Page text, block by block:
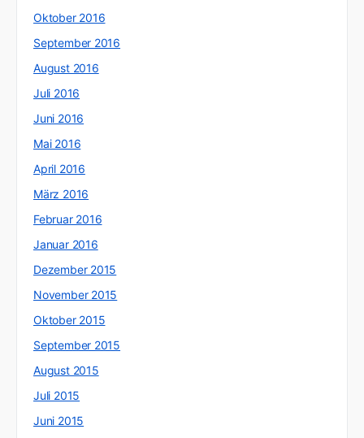
Oktober 2016
September 2016
August 2016
Juli 2016
Juni 2016
Mai 2016
April 2016
März 2016
Februar 2016
Januar 2016
Dezember 2015
November 2015
Oktober 2015
September 2015
August 2015
Juli 2015
Juni 2015